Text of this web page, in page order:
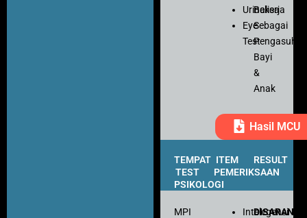
Urinalisa
Eye
Test
Bekerja
Sebagai
Pengasuh
Bayi
&
Anak
Hasil MCU
TEMPAT
TEST
PSIKOLOGI
ITEM
PEMERIKSAAN
RESULT
MPI
Intelegensi